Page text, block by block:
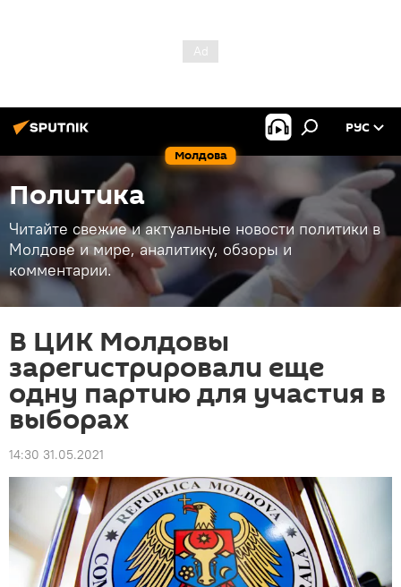
Молдова
РУС
Политика
Читайте свежие и актуальные новости политики в
Молдове и мире, аналитику, обзоры и
комментарии.
В ЦИК Молдовы
зарегистрировали еще
одну партию для участия в
выборах
14:30 31.05.2021